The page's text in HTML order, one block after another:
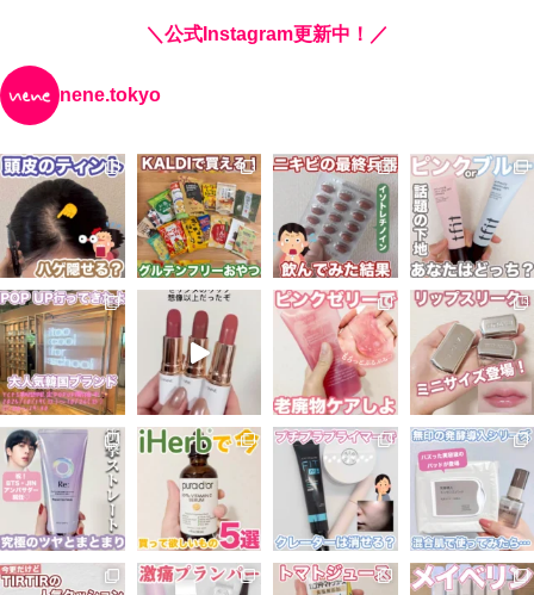
＼公式Instagram更新中！／
nene.tokyo